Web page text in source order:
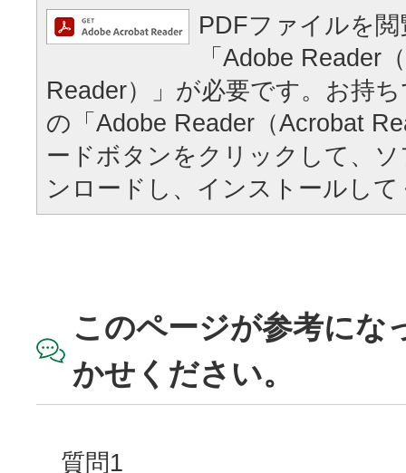
PDFファイルを
「Adobe Reader
Reader）」が必要です。お持
の「Adobe Reader（Acrobat
ードボタンをクリックして、
ンロードし、インストールし
このページが参考にな
かせください。
質問1